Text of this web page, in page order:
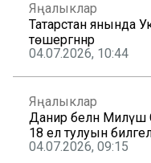
Яңалыклар
Татарстан янында
төшергәннәр
04.07.2026, 10:44
Яңалыклар
Данир белән
18 ел тулуын
04.07.2026, 09:15